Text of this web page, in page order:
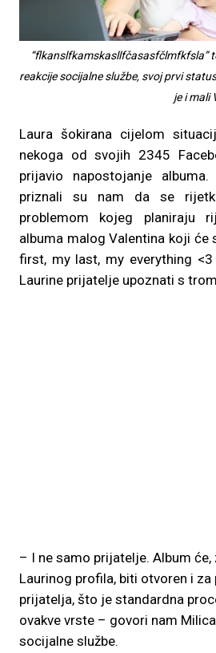
“flkanslfkamskasllfčasasfčlmfkfsla”
reakcije socijalne službe, svoj prvi
je i mali
Laura šokirana cijelom
nekoga od svojih 2345
prijavio napostojanje
priznali su nam da se
problemom kojeg planiraju
albuma malog Valentina koji će
first, my last, my everything
Laurine prijatelje upoznati s
– I ne samo prijatelje. Album će,
Laurinog profila, biti otvoren i
prijatelja, što je standardna
ovakve vrste – govori nam
socijalne službe.